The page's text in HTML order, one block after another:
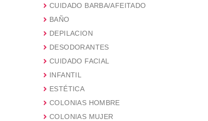
CUIDADO BARBA/AFEITADO
BAÑO
DEPILACION
DESODORANTES
CUIDADO FACIAL
INFANTIL
ESTÉTICA
COLONIAS HOMBRE
COLONIAS MUJER